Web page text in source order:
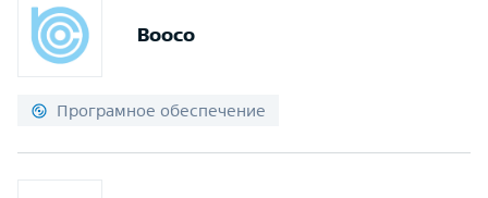
Booco
Програмное обеспечение